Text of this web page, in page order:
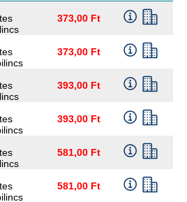
373,00 Ft
373,00 Ft
393,00 Ft
393,00 Ft
581,00 Ft
581,00 Ft